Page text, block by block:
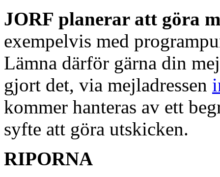
JORF planerar att göra
exempelvis med
Lämna därför gärna din
gjort det, via mejladressen
kommer hanteras av ett
syfte att göra utskicken.
RIPORNA